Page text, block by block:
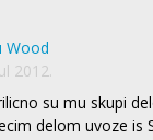
Wood
2012.
su mu skupi
delom uvoze is